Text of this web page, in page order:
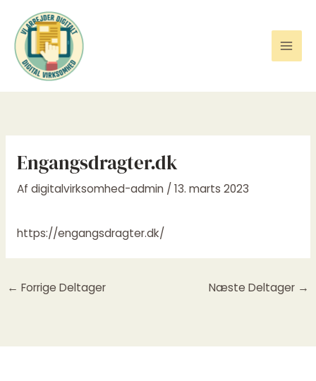
indholdet
Engangsdragter.dk
Af digitalvirksomhed-admin / 13. marts 2023
https://engangsdragter.dk/
← Forrige Deltager Næste Deltager →